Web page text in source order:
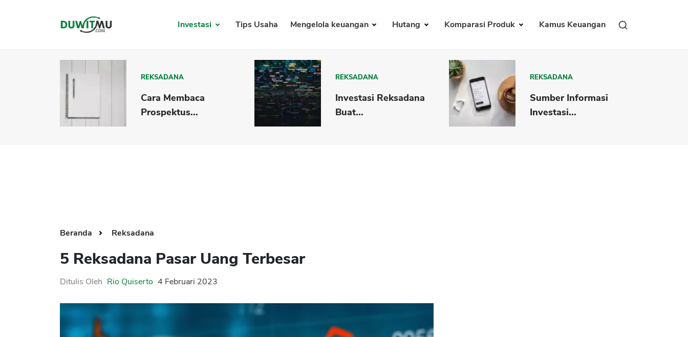
Investasi Tips Usaha Mengelola keuangan Hutang Komparasi Produk Kamus Keuangan
REKSADANA
Cara Membaca
Prospektus...
REKSADANA
Investasi Reksadana
Buat...
REKSADANA
Sumber Informasi
Investasi...
Beranda Reksadana
5 Reksadana Pasar Uang Terbesar
Ditulis Oleh Rio Quiserto 4 Februari 2023